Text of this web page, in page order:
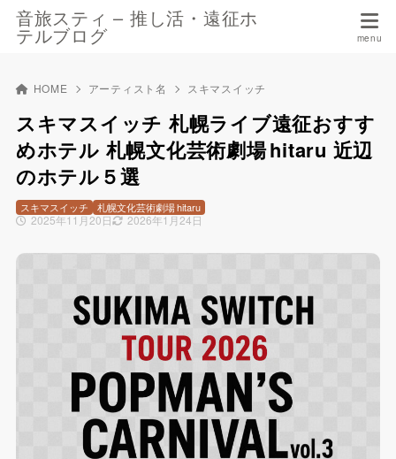
音旅スティ – 推し活・遠征ホ
テルブログ
HOME アーティスト名 スキマスイッチ
スキマスイッチ 札幌ライブ遠征おすす
めホテル 札幌文化芸術劇場 hitaru 近辺
のホテル５選
2025年11月20日 2026年1月24日
スキマスイッチ 札幌文化芸術劇場 hitaru